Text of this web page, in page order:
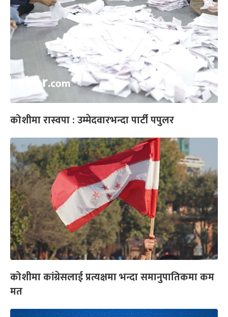
कोशीमा रास्वपा : उम्मेदवारभन्दा पार्टी पपुलर
कोशीमा कांग्रेसलाई प्रत्यक्षमा भन्दा समानुपातिकमा कम
मत